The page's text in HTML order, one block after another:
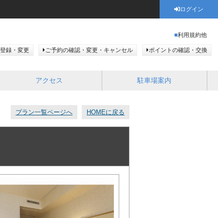
ログイン
利用規約他
録・変更 ご予約の確認・変更・キャンセル ポイントの確認・交換
アクセス 駐車場案内
プラン一覧ページへ HOMEに戻る